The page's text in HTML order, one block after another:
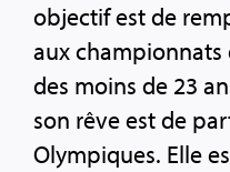
objectif est de
aux championnats
des moins de 23
son rêve est de
Olympiques. Elle